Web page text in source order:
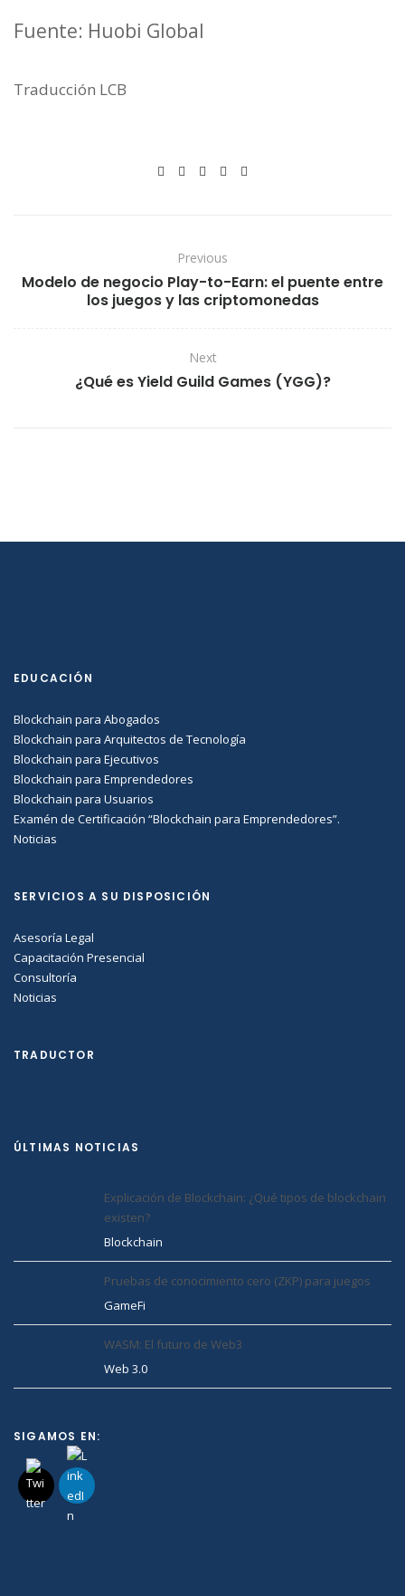
Fuente: Huobi Global
Traducción LCB
Previous
Modelo de negocio Play-to-Earn: el puente entre
los juegos y las criptomonedas
Next
¿Qué es Yield Guild Games (YGG)?
EDUCACIÓN
Blockchain para Abogados
Blockchain para Arquitectos de Tecnología
Blockchain para Ejecutivos
Blockchain para Emprendedores
Blockchain para Usuarios
Examén de Certificación “Blockchain para Emprendedores”.
Noticias
SERVICIOS A SU DISPOSICIÓN
Asesoría Legal
Capacitación Presencial
Consultoría
Noticias
TRADUCTOR
ÚLTIMAS NOTICIAS
Explicación de Blockchain: ¿Qué tipos de blockchain
existen?
Blockchain
Pruebas de conocimiento cero (ZKP) para juegos
GameFi
WASM: El futuro de Web3
Web 3.0
SIGAMOS EN: